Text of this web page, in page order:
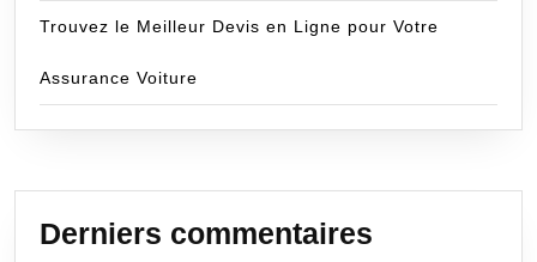
Trouvez le Meilleur Devis en Ligne pour Votre
Assurance Voiture
Derniers commentaires